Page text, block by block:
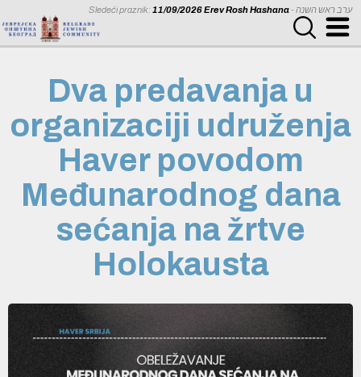
Sledeći praznik:11/09/2026 Erev Rosh Hashana - ערב ראש השנה
Dva predavanja u
organizaciji udruženja
Haver povodom
Međunarodnog dana
sećanja na žrtve
Holokausta